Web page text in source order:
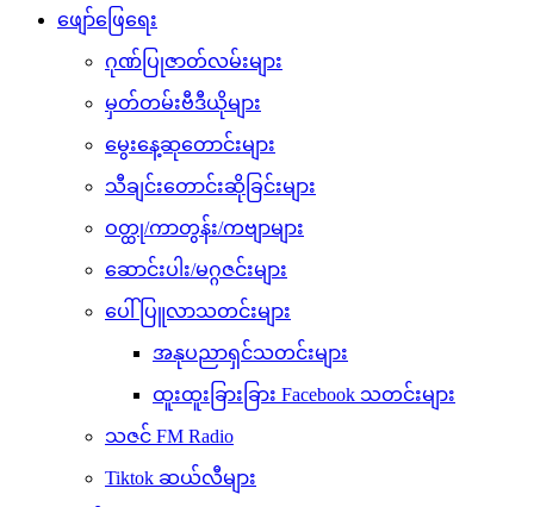
ဖျော်ဖြေရေး
ဂုဏ်ပြုဇာတ်လမ်းများ
မှတ်တမ်းဗီဒီယိုများ
မွေးနေ့ဆုတောင်းများ
သီချင်းတောင်းဆိုခြင်းများ
ဝတ္ထု/ကာတွန်း/ကဗျာများ
ဆောင်းပါး/မဂ္ဂဇင်းများ
ပေါ်ပြူလာသတင်းများ
အနုပညာရှင်သတင်းများ
ထူးထူးခြားခြား Facebook သတင်းများ
သဇင် FM Radio
Tiktok ဆယ်လီများ